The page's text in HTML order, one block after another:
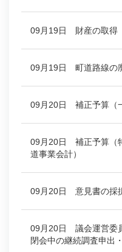
09月19日 財産の取得
09月19日 町道路線の
09月20日 補正予算（
09月20日 補正予算（
道事業会計）
09月20日 意見書の採
09月20日 議会運営委
閉会中の継続調査申出